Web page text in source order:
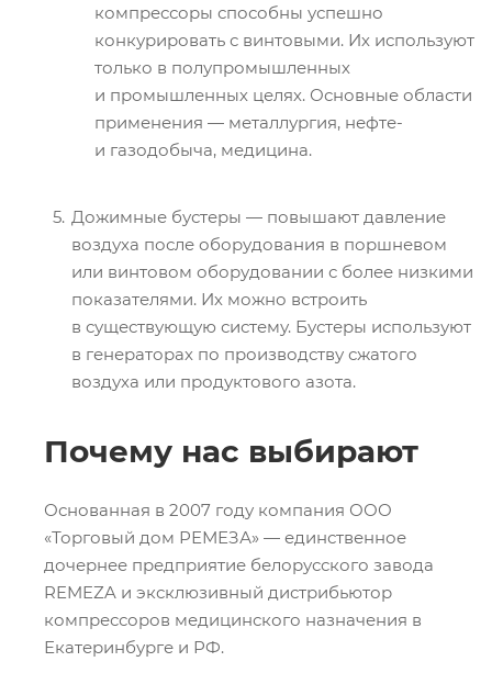
компрессоры способны успешно
конкурировать с винтовыми. Их используют
только в полупромышленных
и промышленных целях. Основные области
применения — металлургия, нефте-
и газодобыча, медицина.
Дожимные бустеры — повышают давление
воздуха после оборудования в поршневом
или винтовом оборудовании с более низкими
показателями. Их можно встроить
в существующую систему. Бустеры используют
в генераторах по производству сжатого
воздуха или продуктового азота.
Почему нас выбирают
Основанная в 2007 году компания ООО
«Торговый дом РЕМЕЗА» — единственное
дочернее предприятие белорусского завода
REMEZA и эксклюзивный дистрибьютор
компрессоров медицинского назначения в
Екатеринбурге и РФ.